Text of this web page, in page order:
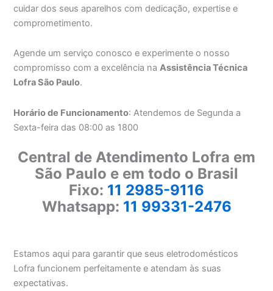
cuidar dos seus aparelhos com dedicação, expertise e
comprometimento.
Agende um serviço conosco e experimente o nosso
compromisso com a excelência naAssistência Técnica
Lofra São Paulo.
Horário de Funcionamento: Atendemos de Segunda a
Sexta-feira das 08:00 as 1800
Central de Atendimento Lofra em
São Paulo e em todo o Brasil
Fixo: 11 2985-9116
Whatsapp: 11 99331-2476
Estamos aqui para garantir que seus eletrodomésticos
Lofra funcionem perfeitamente e atendam às suas
expectativas.